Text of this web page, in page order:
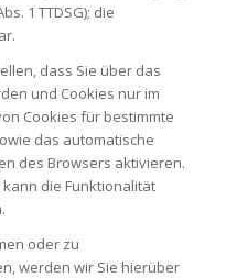
1 TTDSG); die
dass Sie über das
und Cookies nur im
Cookies für bestimmte
das automatische
des Browsers aktivieren.
die Funktionalität
oder zu
werden wir Sie hierüber